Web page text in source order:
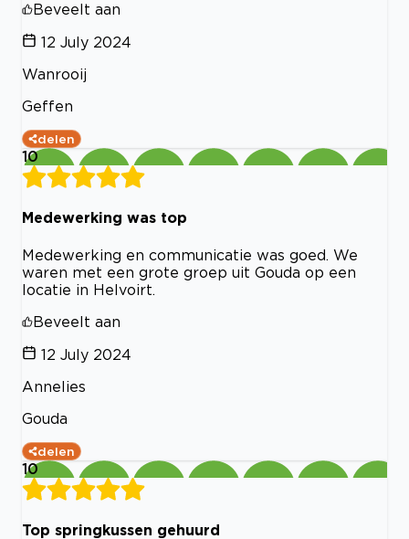
Beveelt aan
12 July 2024
Wanrooij
Geffen
delen
10
Medewerking was top
Medewerking en communicatie was goed. We
waren met een grote groep uit Gouda op een
locatie in Helvoirt.
Beveelt aan
12 July 2024
Annelies
Gouda
delen
10
Top springkussen gehuurd